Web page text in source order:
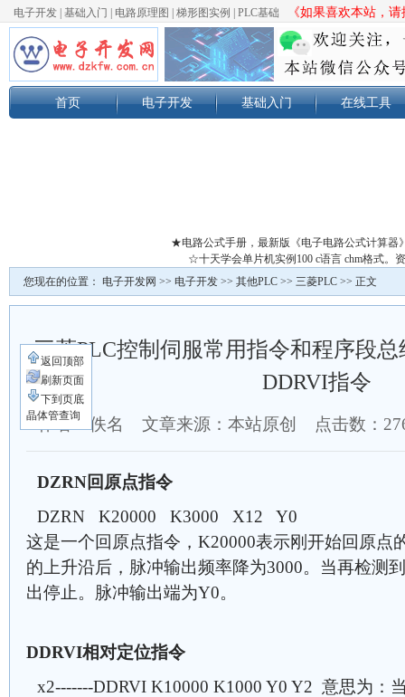
电子开发 基础入门 电路原理图 梯形图实例 PLC基础 《如果喜欢本站，
首页 电子开发 基础入门 在线工具
★电路公式手册，最新版《电子电路公式计算器
☆十天学会单片机实例100 c语言 chm格式。
您现在的位置： 电子开发网 >> 电子开发 >> 其他PLC >> 三菱PLC >> 正文
三菱PLC控制伺服常用指令和程序段总
DDRVI指令
作者：佚名 文章来源：本站原创 点击数：
DZRN回原点指令
DZRN K20000 K3000 X12 Y0
这是一个回原点指令，K20000表示刚开始回原点
的上升沿后，脉冲输出频率降为3000。当再检测
出停止。脉冲输出端为Y0。
DDRVI相对定位指令
x2-------DDRVI K10000 K1000 Y0 Y2 意思为：
返回顶部
刷新页面
下到页底
晶体管查询